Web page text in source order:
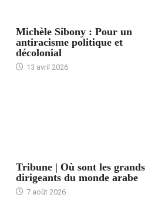
Michèle Sibony : Pour un
antiracisme politique et
décolonial
13 avril 2026
Tribune | Où sont les grands
dirigeants du monde arabe
7 août 2026